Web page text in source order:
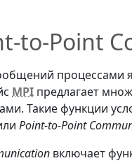
to-Point
процессами
MPI предлагает
Такие функции
Point-to-Point
включает